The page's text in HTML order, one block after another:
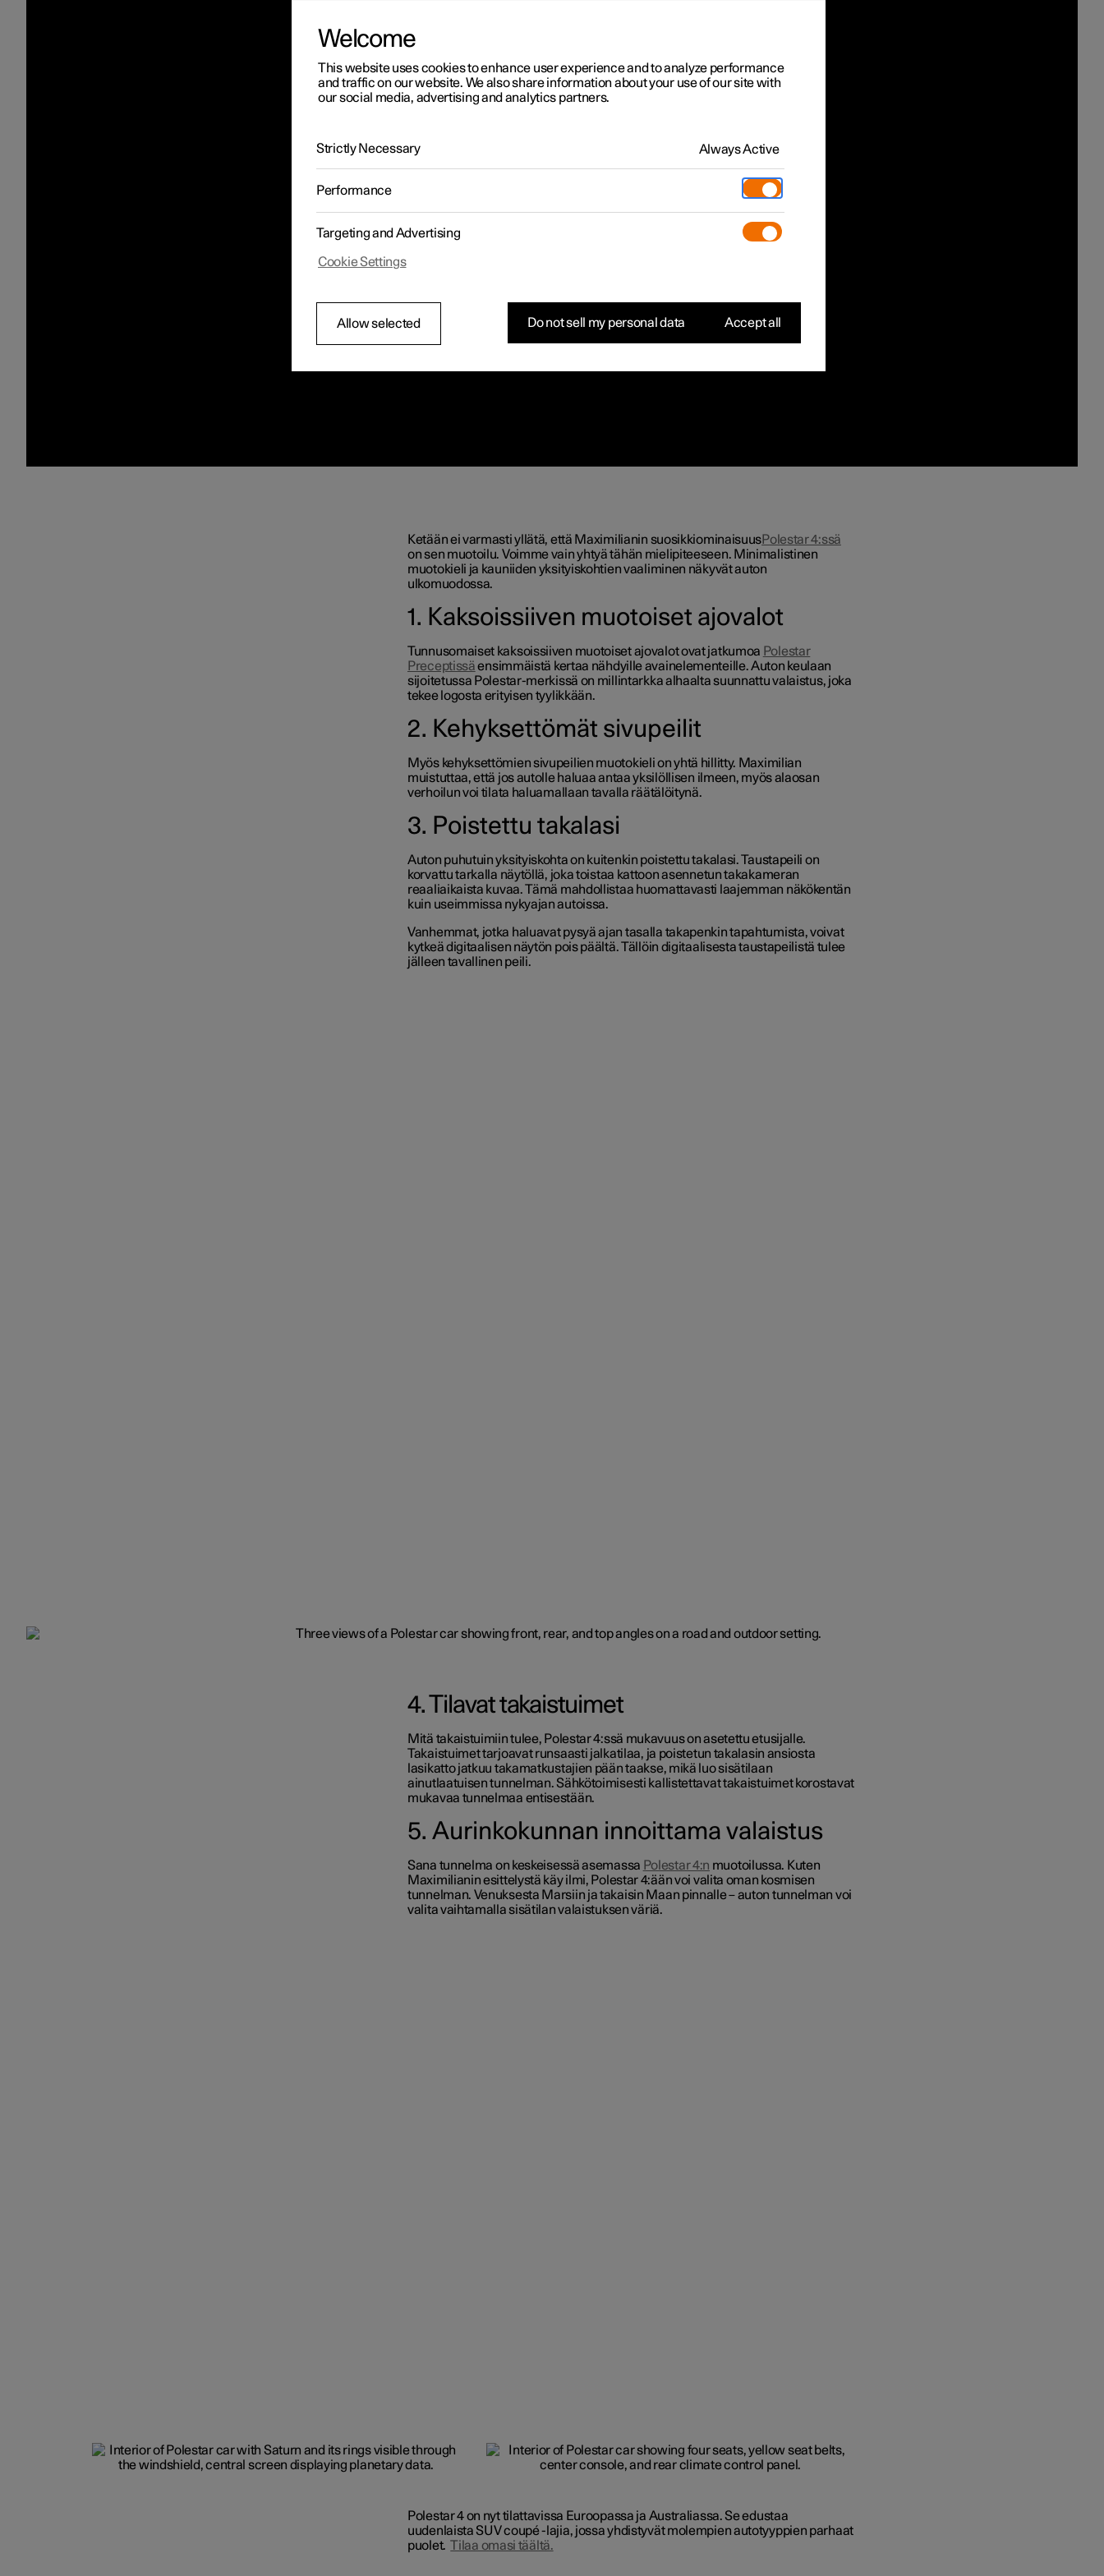
Ketään ei varmasti yllätä, että Maximilianin suosikkiominaisuusPolestar 4:ssä
on sen muotoilu. Voimme vain yhtyä tähän mielipiteeseen. Minimalistinen
muotokieli ja kauniiden yksityiskohtien vaaliminen näkyvät auton
ulkomuodossa.
1. Kaksoissiiven muotoiset ajovalot
Tunnusomaiset kaksoissiiven muotoiset ajovalot ovat jatkumoa Polestar
Preceptissäensimmäistä kertaa nähdyille avainelementeille. Auton keulaan
sijoitetussa Polestar-merkissä on millintarkka alhaalta suunnattu valaistus, joka
tekee logosta erityisen tyylikkään.
2. Kehyksettömät sivupeilit
Myös kehyksettömien sivupeilien muotokieli on yhtä hillitty. Maximilian
muistuttaa, että jos autolle haluaa antaa yksilöllisen ilmeen, myös alaosan
verhoilun voi tilata haluamallaan tavalla räätälöitynä.
3. Poistettu takalasi
Auton puhutuin yksityiskohta on kuitenkin poistettu takalasi. Taustapeili on
korvattu tarkalla näytöllä, joka toistaa kattoon asennetun takakameran
reaaliaikaista kuvaa. Tämä mahdollistaa huomattavasti laajemman näkökentän
kuin useimmissa nykyajan autoissa.
Vanhemmat, jotka haluavat pysyä ajan tasalla takapenkin tapahtumista, voivat
kytkeä digitaalisen näytön pois päältä. Tällöin digitaalisesta taustapeilistä tulee
jälleen tavallinen peili.
4. Tilavat takaistuimet
Mitä takaistuimiin tulee, Polestar 4:ssä mukavuus on asetettu etusijalle.
Takaistuimet tarjoavat runsaasti jalkatilaa, ja poistetun takalasin ansiosta
lasikatto jatkuu takamatkustajien pään taakse, mikä luo sisätilaan
ainutlaatuisen tunnelman. Sähkötoimisesti kallistettavat takaistuimet korostavat
mukavaa tunnelmaa entisestään.
5. Aurinkokunnan innoittama valaistus
Sana tunnelma on keskeisessä asemassa Polestar 4:n muotoilussa. Kuten
Maximilianin esittelystä käy ilmi, Polestar 4:ään voi valita oman kosmisen
tunnelman. Venuksesta Marsiin ja takaisin Maan pinnalle – auton tunnelman voi
valita vaihtamalla sisätilan valaistuksen väriä.
Polestar 4 on nyt tilattavissa Euroopassa ja Australiassa. Se edustaa
uudenlaista SUV coupé -lajia, jossa yhdistyvät molempien autotyyppien parhaat
puolet.Tilaa omasi täältä.
Welcome
This website uses cookies to enhance user experience and to analyze performance
and traffic on our website. We also share information about your use of our site with
our social media, advertising and analytics partners.
Strictly Necessary Always Active
Performance
Targeting and Advertising
Cookie Settings
Allow selected Do not sell my personal data Accept all